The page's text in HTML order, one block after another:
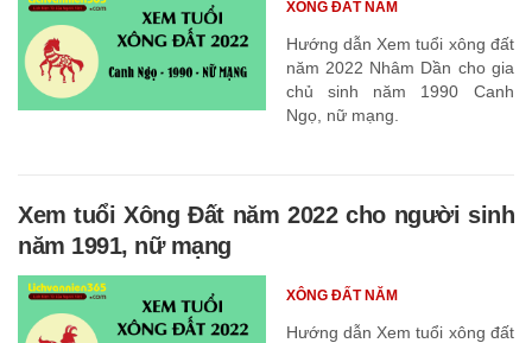
Hướng dẫn Xem tuổi xông đất
năm 2022 Nhâm Dần cho gia
chủ sinh năm 1990 Canh
Ngọ, nữ mạng.
XÔNG ĐẤT NĂM
Xem tuổi Xông Đất năm 2022 cho người sinh
năm 1991, nữ mạng
Hướng dẫn Xem tuổi xông đất
XÔNG ĐẤT NĂM